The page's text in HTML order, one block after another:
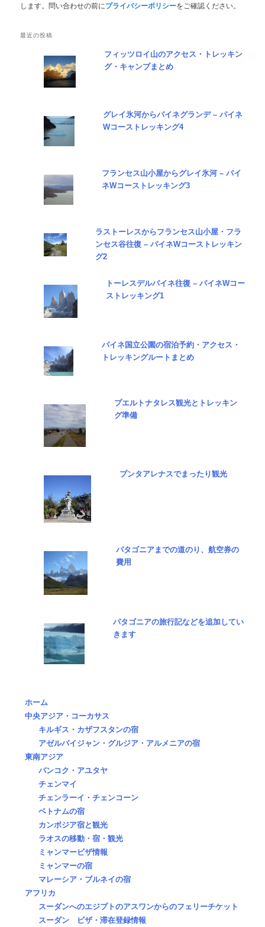
します。問い合わせの前にプライバシーポリシーをご確認ください。
最近の投稿
フィッツロイ山のアクセス・トレッキン
グ・キャンプまとめ
グレイ氷河からパイネグランデ – パイネ
Wコーストレッキング4
フランセス山小屋からグレイ氷河 – パイ
ネWコーストレッキング3
ラストーレスからフランセス山小屋・フラ
ンセス谷往復 – パイネWコーストレッキン
グ2
トーレスデルパイネ往復 – パイネWコー
ストレッキング1
パイネ国立公園の宿泊予約・アクセス・
トレッキングルートまとめ
プエルトナタレス観光とトレッキン
グ準備
プンタアレナスでまったり観光
パタゴニアまでの道のり、航空券の
費用
パタゴニアの旅行記などを追加してい
きます
ホーム
中央アジア・コーカサス
キルギス・カザフスタンの宿
アゼルバイジャン・グルジア・アルメニアの宿
東南アジア
バンコク・アユタヤ
チェンマイ
チェンラーイ・チェンコーン
ベトナムの宿
カンボジア宿と観光
ラオスの移動・宿・観光
ミャンマービザ情報
ミャンマーの宿
マレーシア・ブルネイの宿
アフリカ
スーダンへのエジプトのアスワンからのフェリーチケット
スーダン ビザ・滞在登録情報